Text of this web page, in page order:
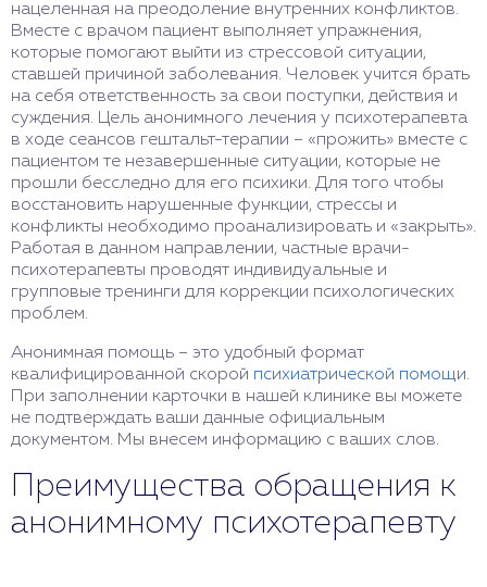
нацеленная на преодоление внутренних конфликтов.
Вместе с врачом пациент выполняет упражнения,
которые помогают выйти из стрессовой ситуации,
ставшей причиной заболевания. Человек учится брать
на себя ответственность за свои поступки, действия и
суждения. Цель анонимного лечения у психотерапевта
в ходе сеансов гештальт-терапии – «прожить» вместе с
пациентом те незавершенные ситуации, которые не
прошли бесследно для его психики. Для того чтобы
восстановить нарушенные функции, стрессы и
конфликты необходимо проанализировать и «закрыть».
Работая в данном направлении, частные врачи-
психотерапевты проводят индивидуальные и
групповые тренинги для коррекции психологических
проблем.
Анонимная помощь – это удобный формат
квалифицированной скорой психиатрической помощи.
При заполнении карточки в нашей клинике вы можете
не подтверждать ваши данные официальным
документом. Мы внесем информацию с ваших слов.
Преимущества обращения к
анонимному психотерапевту